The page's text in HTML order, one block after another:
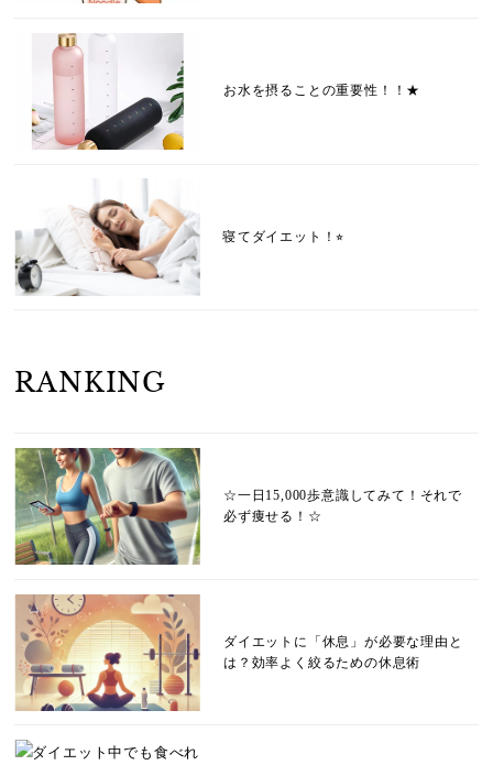
お水を摂ることの重要性！！★
寝てダイエット！⭐︎
RANKING
☆一日15,000歩意識してみて！それで
必ず痩せる！☆
ダイエットに「休息」が必要な理由と
は？効率よく絞るための休息術